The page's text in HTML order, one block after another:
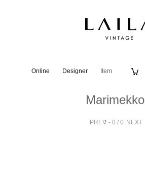
Online Designer Item
Marimekko
PREV1 - 0 / 0 NEXT